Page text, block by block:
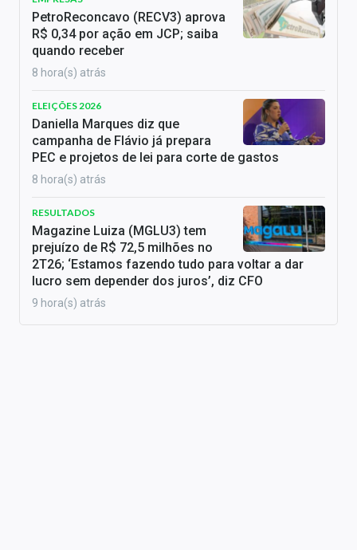
PetroReconcavo (RECV3) aprova
R$ 0,34 por ação em JCP; saiba
quando receber
8 hora(s) atrás
ELEIÇÕES 2026
Daniella Marques diz que
campanha de Flávio já prepara
PEC e projetos de lei para corte de gastos
8 hora(s) atrás
RESULTADOS
Magazine Luiza (MGLU3) tem
prejuízo de R$ 72,5 milhões no
2T26; ‘Estamos fazendo tudo para voltar a dar
lucro sem depender dos juros’, diz CFO
9 hora(s) atrás